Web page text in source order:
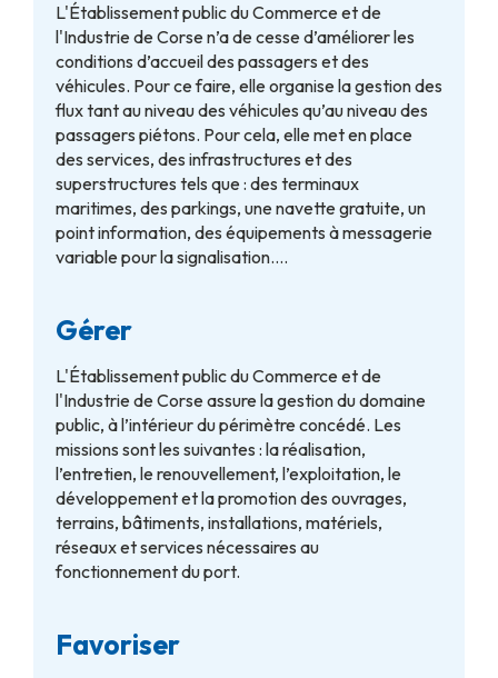
L'Établissement public du Commerce et de
l'Industrie de Corse n’a de cesse d’améliorer les
conditions d’accueil des passagers et des
véhicules. Pour ce faire, elle organise la gestion des
flux tant au niveau des véhicules qu’au niveau des
passagers piétons. Pour cela, elle met en place
des services, des infrastructures et des
superstructures tels que : des terminaux
maritimes, des parkings, une navette gratuite, un
point information, des équipements à messagerie
variable pour la signalisation….
Gérer
L'Établissement public du Commerce et de
l'Industrie de Corse assure la gestion du domaine
public, à l’intérieur du périmètre concédé. Les
missions sont les suivantes : la réalisation,
l’entretien, le renouvellement, l’exploitation, le
développement et la promotion des ouvrages,
terrains, bâtiments, installations, matériels,
réseaux et services nécessaires au
fonctionnement du port.
Favoriser